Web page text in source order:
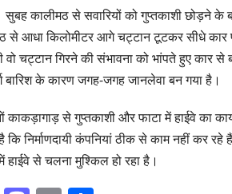
सुबह कालीमठ से सवारियों को गुप्तकाशी छोड़ने के
से आधा किलोमीटर आगे चट्टान टूटकर सीधे
वो चट्टान गिरने की संभावना को भांपते हुए कार
बारिश के कारण जगह-जगह जानलेवा बन गया है।
काकड़ागाड़ से गुप्तकाशी और फाटा में हाईवे का
कि निर्माणदायी कंपनियां ठीक से काम नहीं कर
हाईवे से चलना मुश्किल हो रहा है।